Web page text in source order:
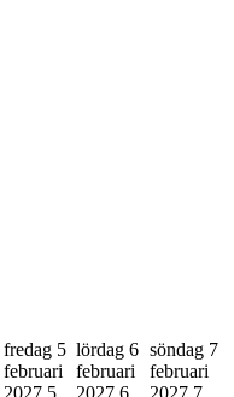
fredag 5
februari
2027 5
lördag 6
februari
2027 6
söndag 7
februari
2027 7